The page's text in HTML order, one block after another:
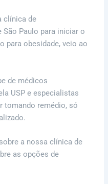
clínica de
São Paulo para iniciar o
para obesidade, veio ao
de médicos
USP e especialistas
tomando remédio, só
a nossa clínica de
as opções de